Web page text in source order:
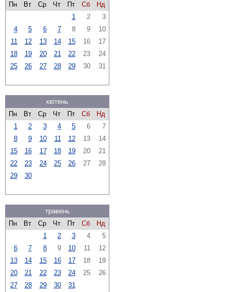
Пн
Вт Ср Чт Пт Сб
Нд
1
2
3
4
5 6 7 8 9
10
11
12 13 14 15 16
17
18
19 20 21 22 23
24
25
26 27 28 29 30 31
квітень
Пн
Вт Ср Чт Пт Сб
Нд
1
2 3 4 5 6
7
8
9 10 11 12 13
14
15
16 17 18 19 20
21
22
23 24 25 26 27
28
29
30
травень
Пн
Вт Ср Чт Пт Сб
Нд
1
2 3 4
5
6
7 8 9 10 11
12
13
14 15 16 17 18
19
20
21 22 23 24 25
26
27
28 29 30 31